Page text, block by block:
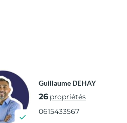
Guillaume DEHAY
26 propriétés
0615433567